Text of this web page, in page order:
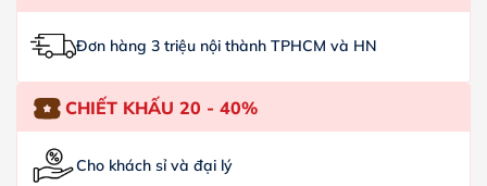
Đơn hàng 3 triệu nội thành TPHCM và HN
CHIẾT KHẤU 20 - 40%
Cho khách sỉ và đại lý